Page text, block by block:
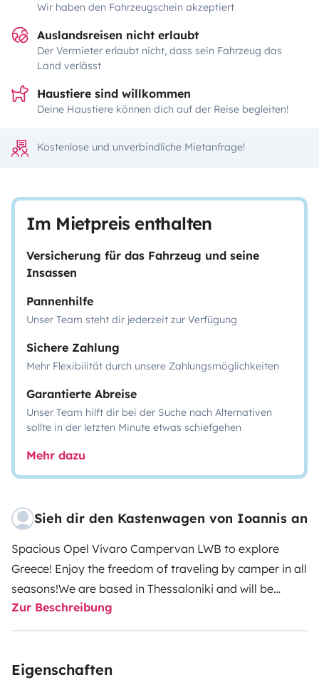
Wir haben den Fahrzeugschein akzeptiert
Auslandsreisen nicht erlaubt
Der Vermieter erlaubt nicht, dass sein Fahrzeug das
Land verlässt
Haustiere sind willkommen
Deine Haustiere können dich auf der Reise begleiten!
Kostenlose und unverbindliche Mietanfrage!
Im Mietpreis enthalten
Versicherung für das Fahrzeug und seine
Insassen
Pannenhilfe
Unser Team steht dir jederzeit zur Verfügung
Sichere Zahlung
Mehr Flexibilität durch unsere Zahlungsmöglichkeiten
Garantierte Abreise
Unser Team hilft dir bei der Suche nach Alternativen
sollte in der letzten Minute etwas schiefgehen
Mehr dazu
Sieh dir den Kastenwagen von Ioannis an
Spacious Opel Vivaro Campervan LWB to explore
Greece! Enjoy the freedom of traveling by camper in all
seasons!We are based in Thessaloniki and will be
happy to give you tips for your journey.
insurance, bed linen, beach towels, sleeping bags,
cartridges are included.
Zur Beschreibung
Eigenschaften